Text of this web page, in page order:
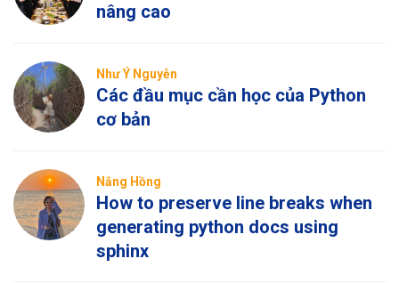
nâng cao
Như Ý Nguyễn
Các đầu mục cần học của Python
cơ bản
Nắng Hồng
How to preserve line breaks when
generating python docs using
sphinx